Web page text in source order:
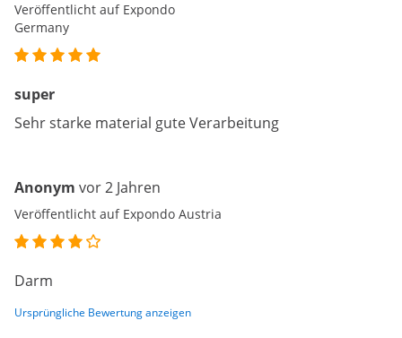
Veröffentlicht auf Expondo
Germany
super
Sehr starke material gute Verarbeitung
Anonym vor 2 Jahren
Veröffentlicht auf Expondo Austria
Darm
Ursprüngliche Bewertung anzeigen